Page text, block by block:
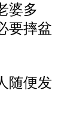
婆多
要摔盆
随便发